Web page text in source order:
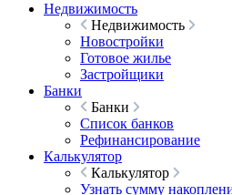
Недвижимость
Недвижимость
Новостройки
Готовое жилье
Застройщики
Банки
Банки
Список банков
Рефинансирование
Калькулятор
Калькулятор
Узнать сумму